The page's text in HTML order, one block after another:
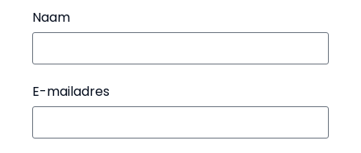
Naam
E-mailadres